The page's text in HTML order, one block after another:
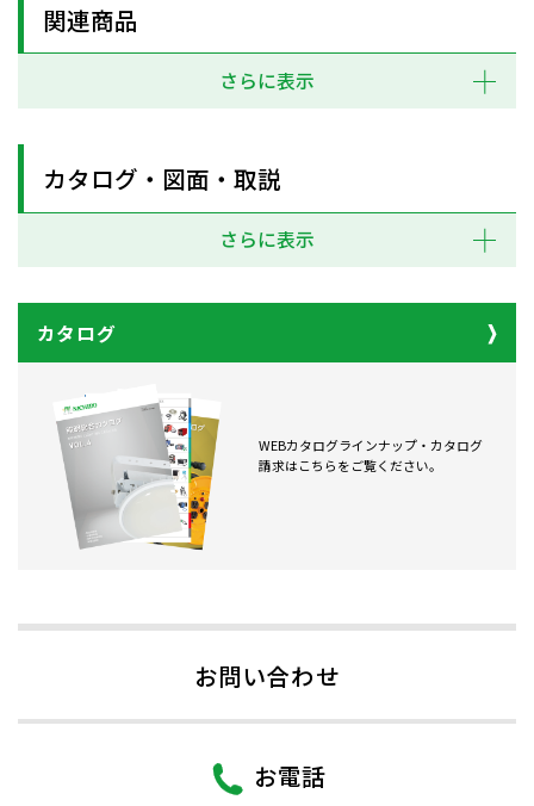
関連商品
さらに表示
カタログ・図面・取説
さらに表示
カタログ
WEBカタログラインナップ・カタログ
請求はこちらをご覧ください。
お問い合わせ
お電話